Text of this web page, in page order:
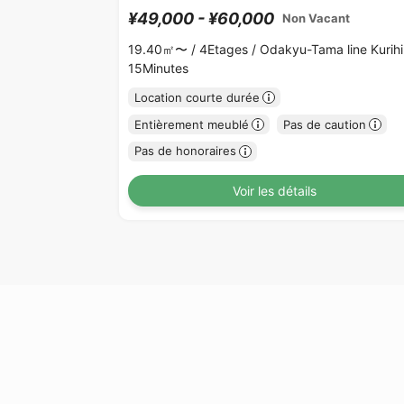
¥49,000 - ¥60,000 Non Vacant
19.40㎡〜 / 4Etages / Odakyu-Tama line
15Minutes
Location courte durée
Entièrement meublé
Pas de caution
Pas de honoraires
Voir les détails